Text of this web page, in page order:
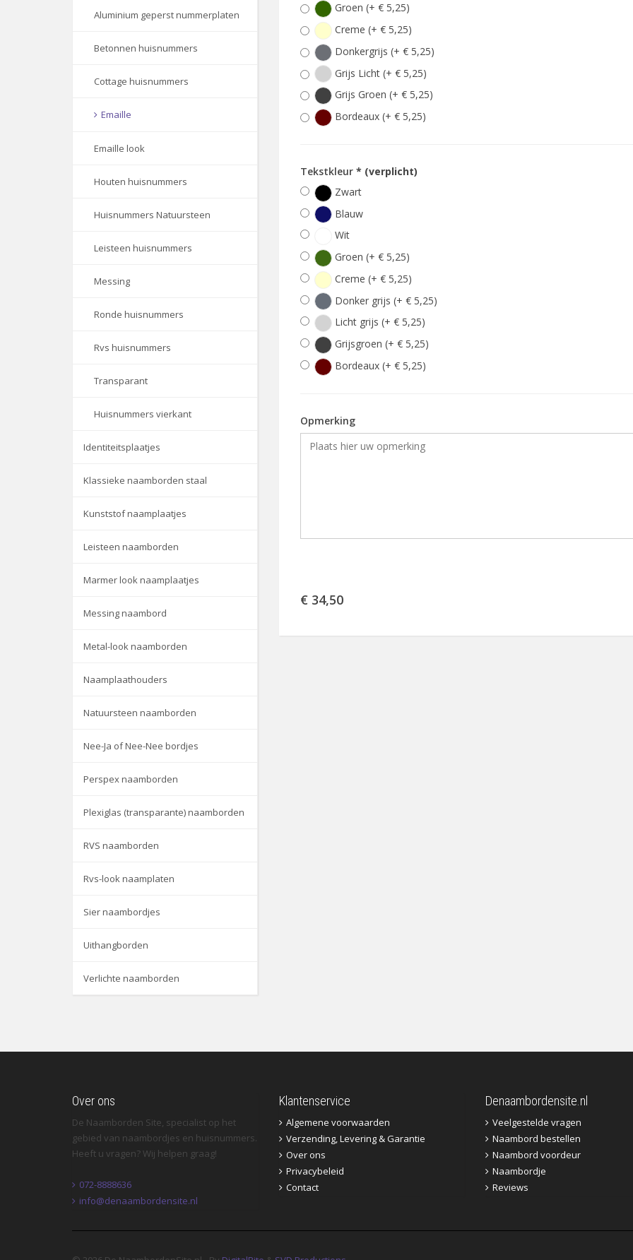
Aluminium geperst nummerplaten
Betonnen huisnummers
Cottage huisnummers
Emaille
Emaille look
Houten huisnummers
Huisnummers Natuursteen
Leisteen huisnummers
Messing
Ronde huisnummers
Rvs huisnummers
Transparant
Huisnummers vierkant
Identiteitsplaatjes
Klassieke naamborden staal
Kunststof naamplaatjes
Leisteen naamborden
Marmer look naamplaatjes
Messing naambord
Metal-look naamborden
Naamplaathouders
Natuursteen naamborden
Nee-Ja of Nee-Nee bordjes
Perspex naamborden
Plexiglas (transparante) naamborden
RVS naamborden
Rvs-look naamplaten
Sier naambordjes
Uithangborden
Verlichte naamborden
Groen (+ € 5,25)
Creme (+ € 5,25)
Donkergrijs (+ € 5,25)
Grijs Licht (+ € 5,25)
Grijs Groen (+ € 5,25)
Bordeaux (+ € 5,25)
Tekstkleur * (verplicht)
Zwart
Blauw
Wit
Groen (+ € 5,25)
Creme (+ € 5,25)
Donker grijs (+ € 5,25)
Licht grijs (+ € 5,25)
Grijsgroen (+ € 5,25)
Bordeaux (+ € 5,25)
Opmerking
€ 34,50
Over ons
De Naamborden Site, specialist op het
gebied van naambordjes en huisnummers.
Heeft u vragen? Wij helpen graag!
072-8888636
info@denaambordensite.nl
Klantenservice
Algemene voorwaarden
Verzending, Levering & Garantie
Over ons
Privacybeleid
Contact
Denaambordensite.nl
Veelgestelde vragen
Naambord bestellen
Naambord voordeur
Naambordje
Reviews